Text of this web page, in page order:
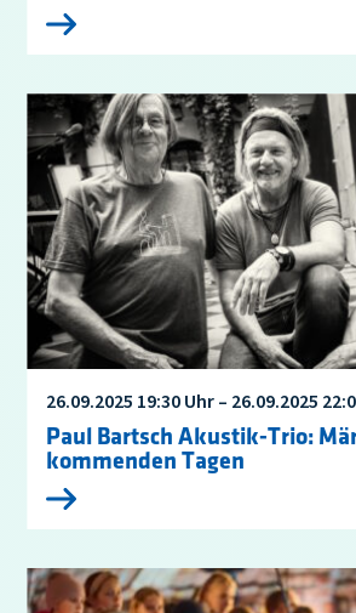
26.09.2025 19:30 Uhr – 26.09.2025
Paul Bartsch Akustik-Trio:
kommenden Tagen